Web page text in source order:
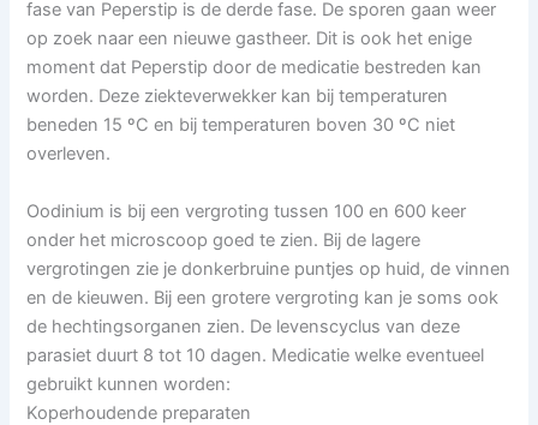
fase van Peperstip is de derde fase. De sporen gaan weer
op zoek naar een nieuwe gastheer. Dit is ook het enige
moment dat Peperstip door de medicatie bestreden kan
worden. Deze ziekteverwekker kan bij temperaturen
beneden 15 ºC en bij temperaturen boven 30 ºC niet
overleven.
Oodinium is bij een vergroting tussen 100 en 600 keer
onder het microscoop goed te zien. Bij de lagere
vergrotingen zie je donkerbruine puntjes op huid, de vinnen
en de kieuwen. Bij een grotere vergroting kan je soms ook
de hechtingsorganen zien. De levenscyclus van deze
parasiet duurt 8 tot 10 dagen. Medicatie welke eventueel
gebruikt kunnen worden:
Koperhoudende preparaten